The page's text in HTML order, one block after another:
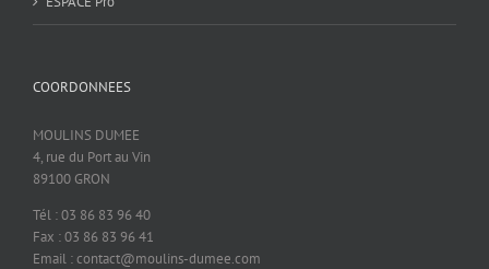
COORDONNEES
MOULINS DUMEE
4, rue du Port au Vin
89100 GRON
Tél : 03 86 83 96 40
Fax : 03 86 83 96 41
Email : contact@moulins-dumee.com